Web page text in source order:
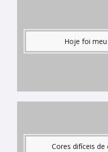
Hoje foi
Cores difíceis